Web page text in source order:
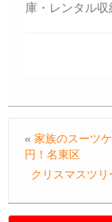
庫・レンタル収
« 家族のスーツ
円！名東区
クリスマスツ